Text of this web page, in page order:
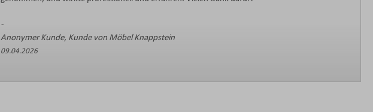
Anonymer Kunde, Kunde von Möbel Knappstein
09.04.2026